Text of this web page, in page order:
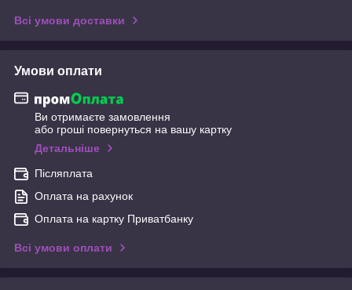
Всі умови доставки
Умови оплати
Ви отримаєте замовлення
або гроші повернуться на вашу картку
Детальніше
Післяплата
Оплата на рахунок
Оплата на картку Приватбанку
Всі умови оплати